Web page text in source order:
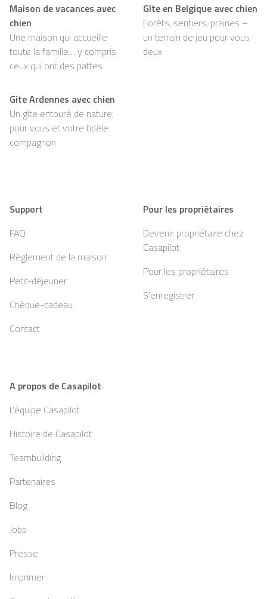
Maison de vacances avec
chien
Une maison qui accueille
toute la famille… y compris
ceux qui ont des pattes
Gîte en Belgique avec chien
Forêts, sentiers, prairies –
un terrain de jeu pour vous
deux
Gîte Ardennes avec chien
Un gîte entouré de nature,
pour vous et votre fidèle
compagnon
Support
FAQ
Règlement de la maison
Petit-déjeuner
Chèque-cadeau
Contact
Pour les propriétaires
Devenir propriétaire chez
Casapilot
Pour les propriétaires
S’enregistrer
A propos de Casapilot
L’équipe Casapilot
Histoire de Casapilot
Teambuilding
Partenaires
Blog
Jobs
Presse
Imprimer